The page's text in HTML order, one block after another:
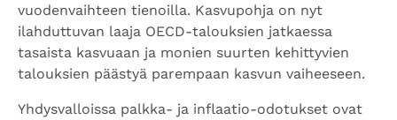
vuodenvaihteen tienoilla. Kasvupohja on nyt
ilahduttuvan laaja OECD-talouksien jatkaessa
tasaista kasvuaan ja monien suurten kehittyvien
talouksien päästyä parempaan kasvun vaiheeseen.
Yhdysvalloissa palkka- ja inflaatio-odotukset ovat